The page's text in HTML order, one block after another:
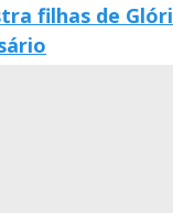
filhas de